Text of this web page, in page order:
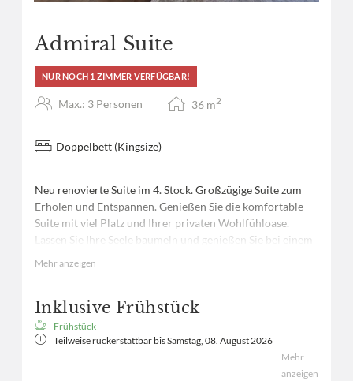
Admiral Suite
NUR NOCH 1 ZIMMER VERFÜGBAR!
Max.: 3 Personen 36 m2
Doppelbett (Kingsize)
Neu renovierte Suite im 4. Stock. Großzügige Suite zum
Erholen und Entspannen. Genießen Sie die komfortable
Suite mit viel Platz und Ihrer privaten Wohlfühloase.
Lassen Sie Ihre Seele baumeln und genießen Sie bei einem
Bergwelt.Minibar.
Mehr anzeigen
Inklusive Frühstück
Frühstück
Teilweise rückerstattbar bisSamstag, 08. August 2026
Neu renovierte Suite im 4. Stock. Großzügige Suite
Mehr
anzeigen